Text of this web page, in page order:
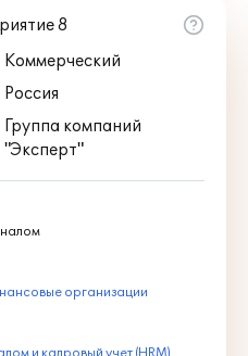
с тарифом
к сервисам 1С,
полный
для людей,
с программами
методики,
письменные
"1С" по
8
Коммерческий
Россия
Группа компаний
"Эксперт"
организации